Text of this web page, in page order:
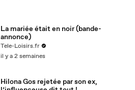
La mariée était en noir (bande-
annonce)
Tele-Loisirs.fr
il y a 2 semaines
Hilona Gos rejetée par son ex,